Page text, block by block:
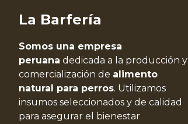
La Barfería
Somos una empresa
peruana dedicada a la producción y
comercialización de alimento
natural para perros. Utilizamos
insumos seleccionados y de calidad
para asegurar el bienestar